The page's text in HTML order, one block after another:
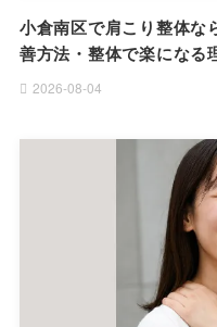
小倉南区で肩こり整体な
善方法・整体で楽になる
2026-08-04